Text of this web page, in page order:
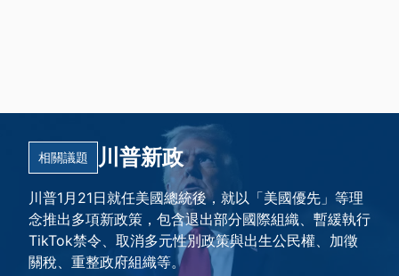
相關議題 川普新政
川普1月21日就任美國總統後，就以「美國優先」等理
念推出多項新政策，包含退出部分國際組織、暫緩執行
TikTok禁令、取消多元性別政策與出生公民權、加徵
關稅、重整政府組織等。